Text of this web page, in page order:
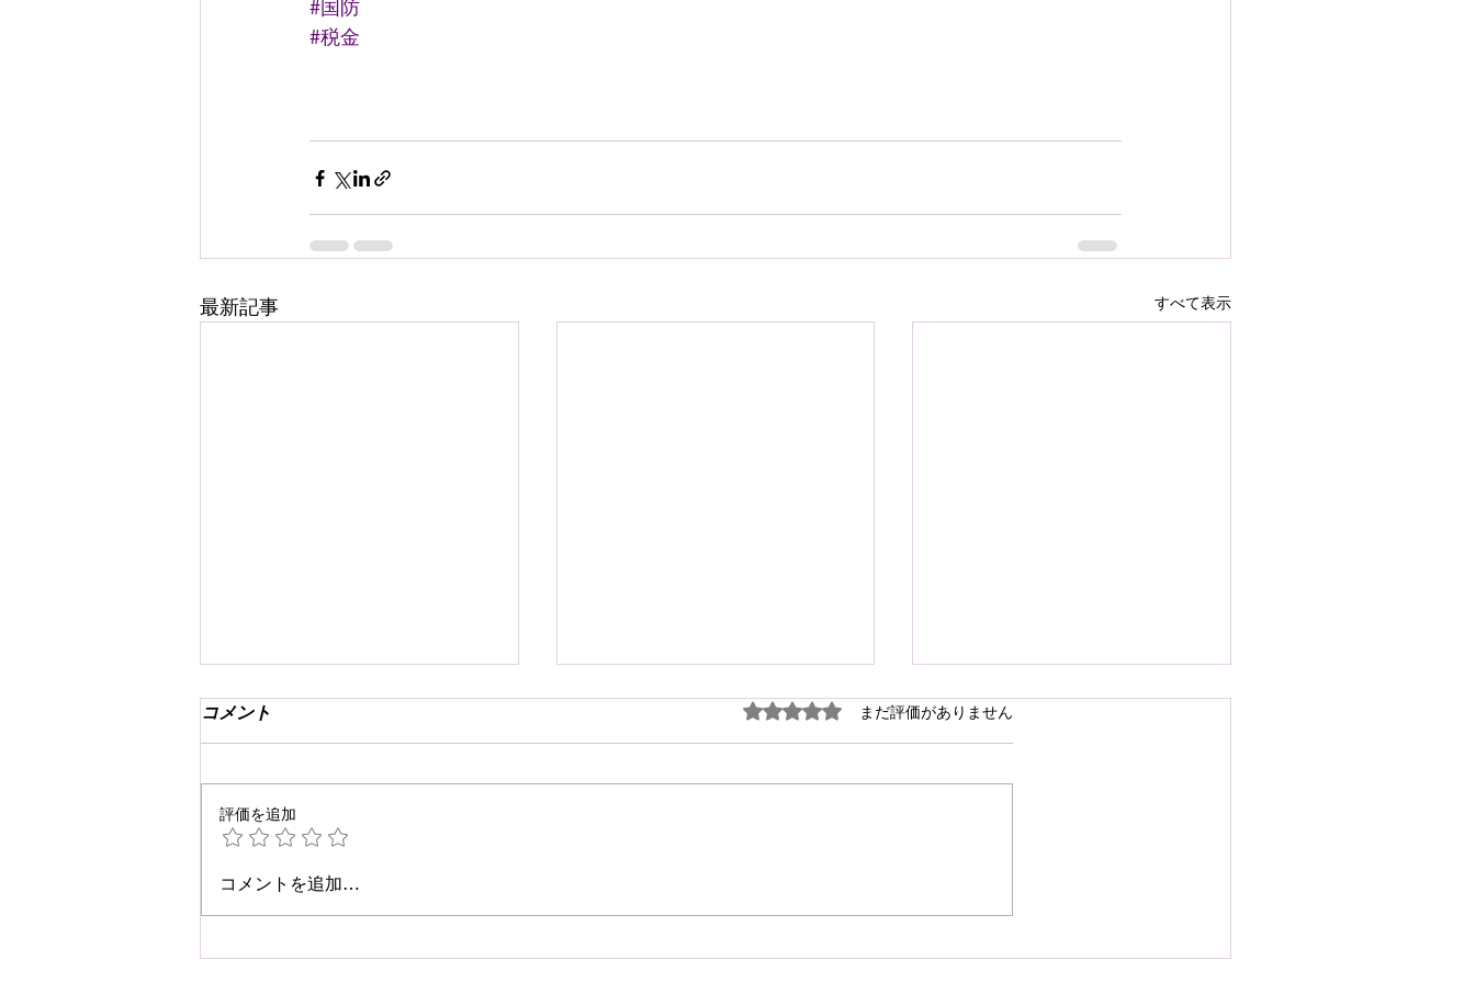
#国防
#税金
最新記事 すべて表示
☆肩こり・腰痛予防☆
謹んで熊本県の地震災害のお
確保されますとともに、速やかに
コメント 5つ星のうち0と評価されています。
まだ評価がありません
評価を追加
コメントを追加…